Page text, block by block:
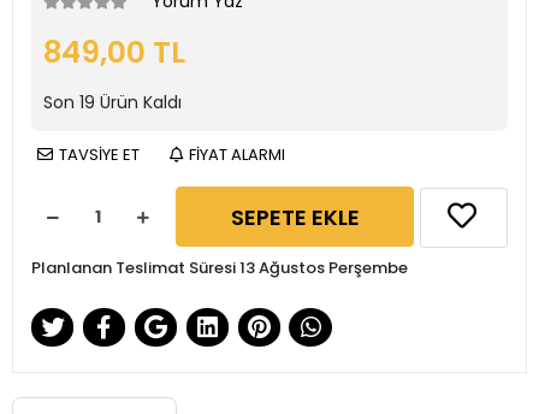
849,00 TL
Son 19 Ürün Kaldı
TAVSİYE ET FİYAT ALARMI
SEPETE EKLE
Planlanan Teslimat Süresi 13 Ağustos Perşembe